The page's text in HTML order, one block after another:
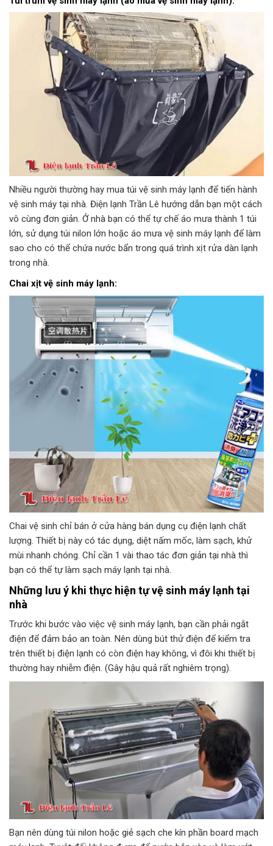
Nhiều người thường hay mua túi vệ sinh máy lạnh để tiến hành
vệ sinh máy tại nhà. Điện lạnh Trần Lê hướng dẫn bạn một cách
vô cùng đơn giản. Ở nhà bạn có thể tự chế áo mưa thành 1 túi
lớn, sử dụng túi nilon lớn hoặc áo mưa vệ sinh máy lạnh để làm
sao cho có thể chứa nước bẩn trong quá trình xịt rửa dàn lạnh
trong nhà.
Chai xịt vệ sinh máy lạnh:
Chai vệ sinh chỉ bán ở cửa hàng bán dụng cụ điện lạnh chất
lượng. Thiết bị này có tác dụng, diệt nấm mốc, làm sạch, khử
mùi nhanh chóng. Chỉ cần 1 vài thao tác đơn giản tại nhà thì
bạn có thể tự làm sạch máy lạnh tại nhà.
Những lưu ý khi thực hiện tự vệ sinh máy lạnh tại
nhà
Trước khi bước vào việc vệ sinh máy lạnh, bạn cần phải ngắt
điện để đảm bảo an toàn. Nên dùng bút thử điện để kiểm tra
trên thiết bị điện lạnh có còn điện hay không, vì đôi khi thiết bị
thường hay nhiễm điện. (Gây hậu quả rất nghiêm trọng).
Bạn nên dùng túi nilon hoặc giẻ sạch che kín phần board mạch